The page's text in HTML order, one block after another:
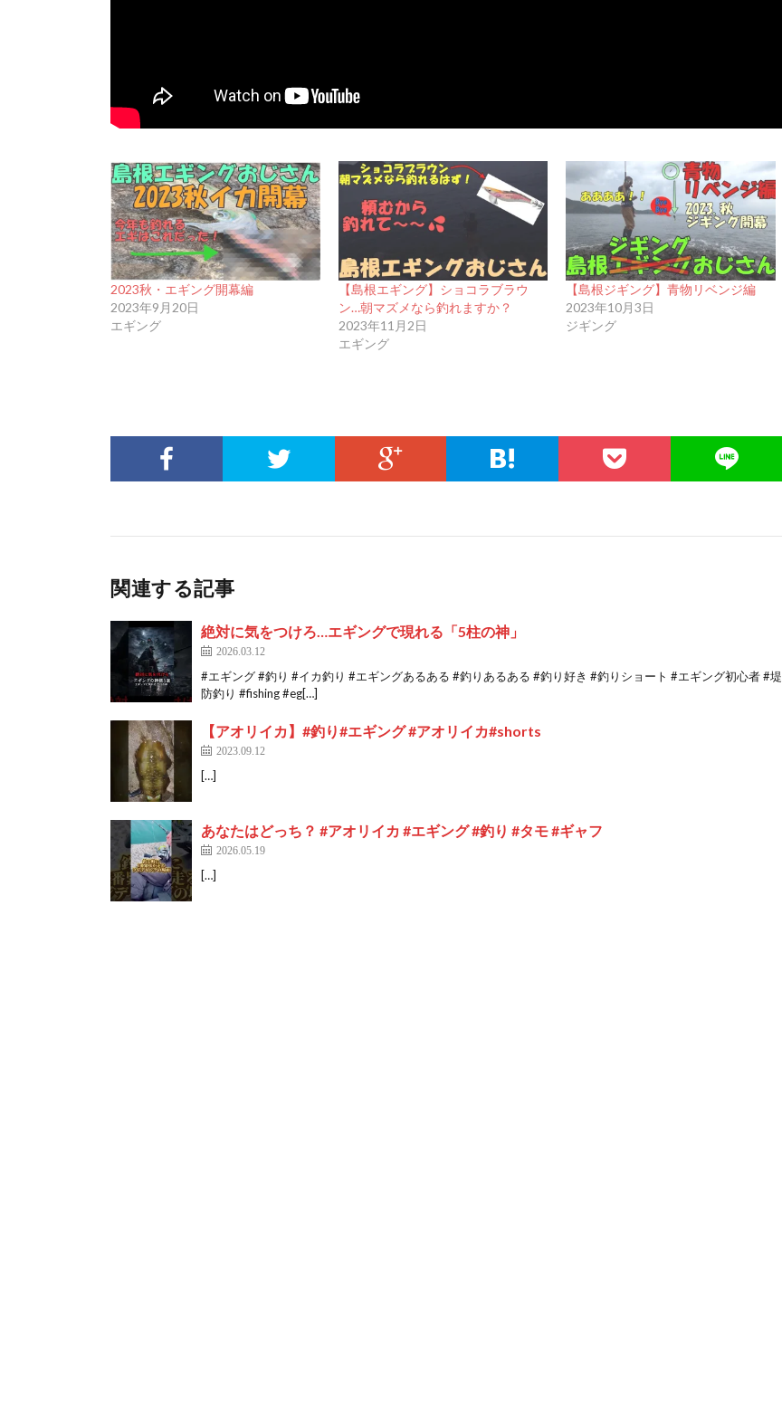
2023秋・エギング開幕編
2023年9月20日
エギング
【島根エギング】ショコラブラウ
ン…朝マズメなら釣れますか？
2023年11月2日
エギング
【島根ジギング】青物リベンジ編
2023年10月3日
ジギング
関連する記事
絶対に気をつけろ…エギングで現れる「5柱の神」
2026.03.12
#エギング #釣り #イカ釣り #エギングあるある #釣りあるある #釣り好き #釣りショート #エギング初心者 #堤
防釣り #fishing #eg[…]
【アオリイカ】#釣り#エギング #アオリイカ#shorts
2023.09.12
[…]
あなたはどっち？ #アオリイカ #エギング #釣り #タモ #ギャフ
2026.05.19
[…]